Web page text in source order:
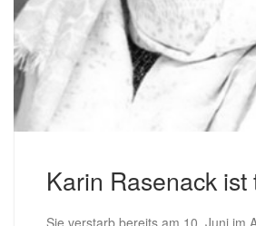
Karin Rasenack ist